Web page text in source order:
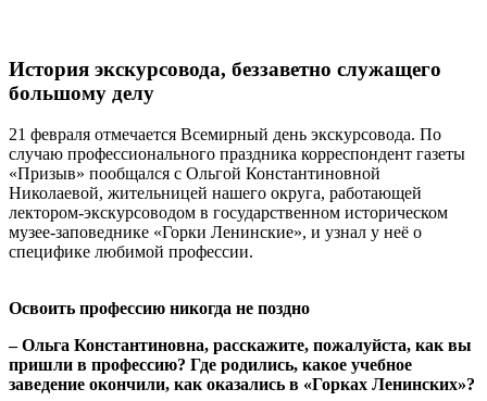
История экскурсовода, беззаветно служащего
большому делу
21 февраля отмечается Всемирный день экскурсовода. По
случаю профессионального праздника корреспондент газеты
«Призыв» пообщался с Ольгой Константиновной
Николаевой, жительницей нашего округа, работающей
лектором-экскурсоводом в государственном историческом
музее-заповеднике «Горки Ленинские», и узнал у неё о
специфике любимой профессии.
Освоить профессию никогда не поздно
– Ольга Константиновна, расскажите, пожалуйста, как вы
пришли в профессию? Где родились, какое учебное
заведение окончили, как оказались в «Горках Ленинских»?